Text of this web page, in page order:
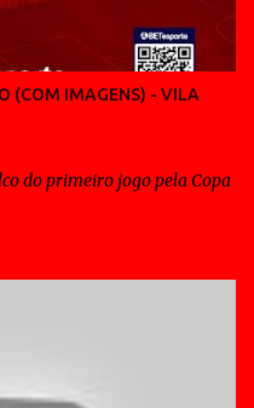
que sem inspiração para
é pouco para vencer.
mais de 7 mil pagantes no
até teve algo de inusitado,
padrão ao Vila Nova, viu seu
(COM IMAGENS) - VILA
do primeiro jogo pela Copa